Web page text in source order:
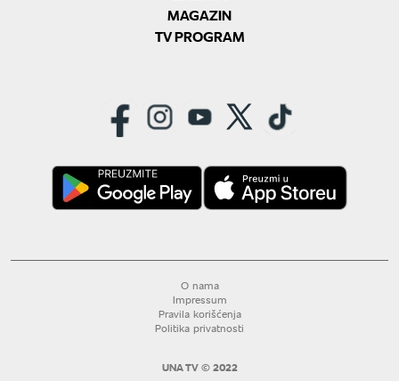
MAGAZIN
TV PROGRAM
O nama
Impressum
Pravila korišćenja
Politika privatnosti
UNA TV © 2022